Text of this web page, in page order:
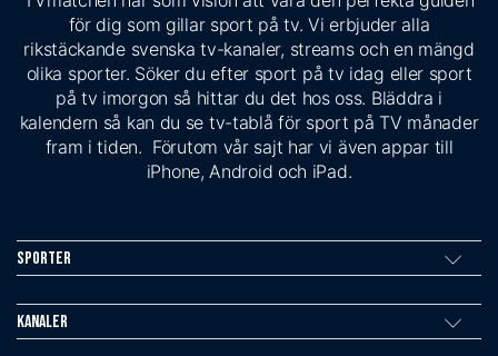
för dig som gillar sport på tv. Vi erbjuder alla
rikstäckande svenska tv-kanaler, streams och en mängd
olika sporter. Söker du efter sport på tv idag eller sport
på tv imorgon så hittar du det hos oss. Bläddra i
kalendern så kan du se tv-tablå för sport på TV månader
fram i tiden. Förutom vår sajt har vi även appar till
iPhone, Android och iPad.
Sporter
Kanaler